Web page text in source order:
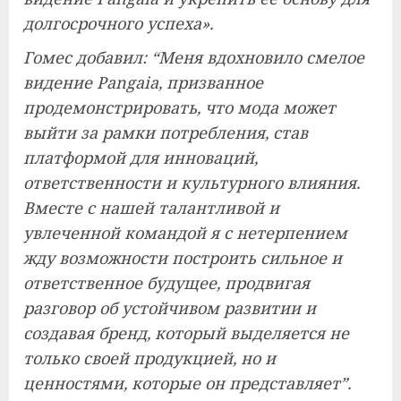
долгосрочного успеха».
Гомес добавил: “Меня вдохновило смелое
видение Pangaia, призванное
продемонстрировать, что мода может
выйти за рамки потребления, став
платформой для инноваций,
ответственности и культурного влияния.
Вместе с нашей талантливой и
увлеченной командой я с нетерпением
жду возможности построить сильное и
ответственное будущее, продвигая
разговор об устойчивом развитии и
создавая бренд, который выделяется не
только своей продукцией, но и
ценностями, которые он представляет”.